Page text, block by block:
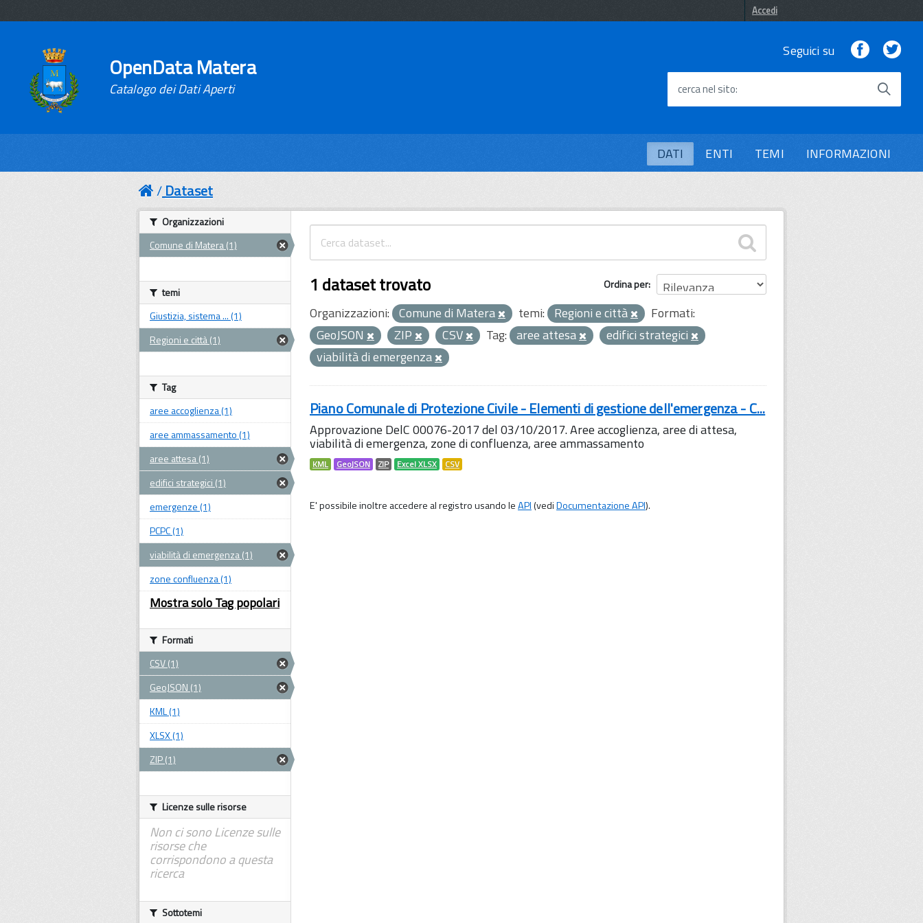
Accedi
OpenData Matera
Catalogo dei Dati Aperti
Seguici su Facebook
cerca nel sito
DATI ENTI TEMI INFORMAZIONI
Dataset
Ordina per
1 dataset trovato
Organizzazioni: Comune di Matera temi: Regioni e città
Formati:
GeoJSON
ZIP CSV Tag: aree attesa
edifici strategici
viabilità di emergenza
Piano Comunale di Protezione Civile - Elementi di gestione dell'emergenza - C...
Approvazione DelC 00076-2017 del 03/10/2017. Aree accoglienza, aree di attesa,
viabilità di emergenza, zone di confluenza, aree ammassamento
KML GeoJSON ZIP Excel XLSX CSV
E' possibile inoltre accedere al registro usando leAPI(vediDocumentazione API).
Organizzazioni
Comune di Matera (1)
temi
Giustizia, sistema ... (1)
Regioni e città (1)
Tag
aree accoglienza (1)
aree ammassamento (1)
aree attesa (1)
edifici strategici (1)
emergenze (1)
PCPC (1)
viabilità di emergenza (1)
zone confluenza (1)
Mostra solo Tag popolari
Formati
CSV (1)
GeoJSON (1)
KML (1)
XLSX (1)
ZIP (1)
Licenze sulle risorse
Non ci sono Licenze sulle
risorse che
corrispondono a questa
ricerca
Sottotemi